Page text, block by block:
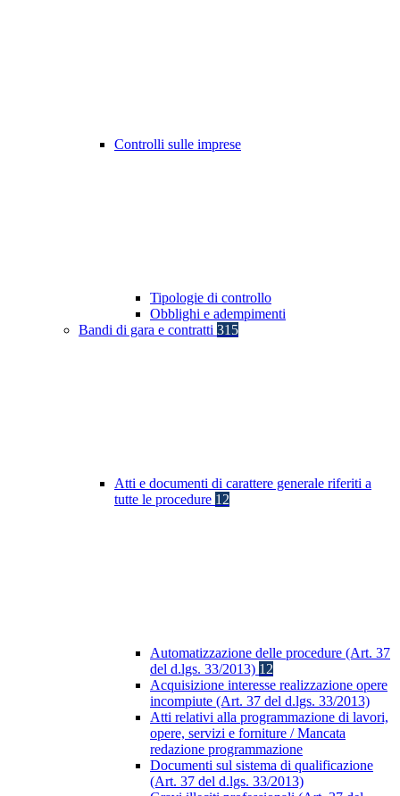
Controlli sulle imprese
Tipologie di controllo
Obblighi e adempimenti
Bandi di gara e contratti 315
Atti e documenti di carattere generale riferiti a
tutte le procedure 12
Automatizzazione delle procedure (Art. 37
del d.lgs. 33/2013) 12
Acquisizione interesse realizzazione opere
incompiute (Art. 37 del d.lgs. 33/2013)
Atti relativi alla programmazione di lavori,
opere, servizi e forniture / Mancata
redazione programmazione
Documenti sul sistema di qualificazione
(Art. 37 del d.lgs. 33/2013)